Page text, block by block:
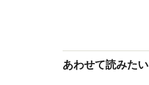
あわせて読みたい